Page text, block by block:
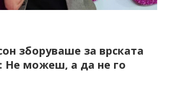
зборуваше за врската
Не можеш, а да не го